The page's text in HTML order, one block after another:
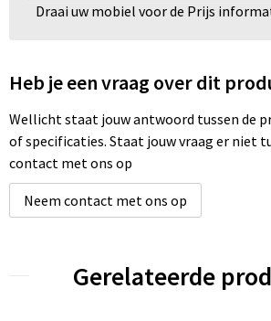
Draai uw mobiel voor de Prijs
Heb je een vraag over dit
Wellicht staat jouw antwoord tussen de
of specificaties. Staat jouw vraag er niet
contact met ons op
Neem contact met ons op
Gerelateerde